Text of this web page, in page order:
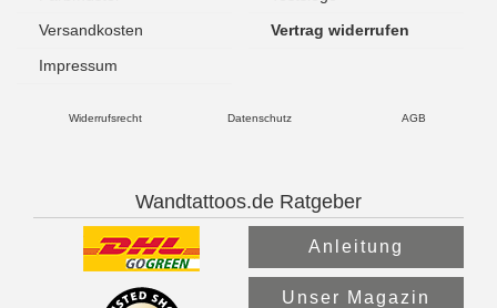
Versandkosten
Vertrag widerrufen
Impressum
Widerrufsrecht Datenschutz AGB
Wandtattoos.de Ratgeber
Anleitung
Unser Magazin